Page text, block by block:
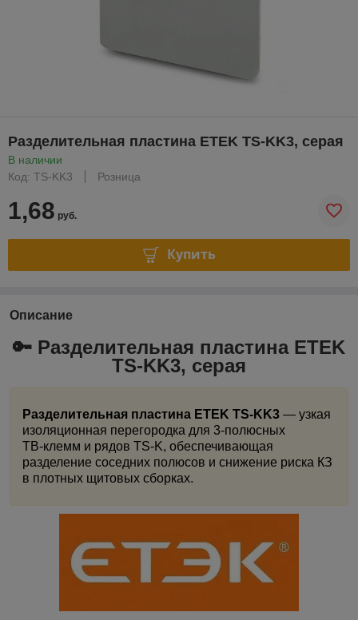
Разделительная пластина ETEK TS-KK3, серая
В наличии
Код: TS-KK3
Розница
1,68 руб.
Купить
Описание
🔑 Разделительная пластина ETEK
TS-KK3, серая
Разделительная пластина ETEK TS-KK3 — узкая
изоляционная перегородка для 3‑полюсных
TB‑клемм и рядов TS‑K, обеспечивающая
разделение соседних полюсов и снижение риска КЗ
в плотных щитовых сборках.